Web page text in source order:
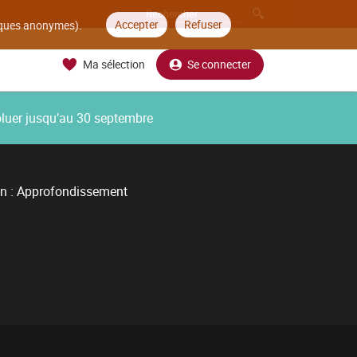
anonymes). Accepter Refuser
Ma sélection Se connecter
jusqu’au 30 septembre
: Approfondissement